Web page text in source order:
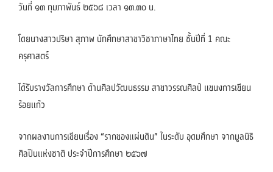
วันที่ ๑๓ กุมภาพันธ์ ๒๕๖๘ เวลา ๑๓.๓๐ น.
โดยนางสาวปริษา สุภาพ นักศึกษาสาขาวิชาภาษาไทย ชั้นปีที่ 1 คณะ
ครุศาสตร์
ได้รับรางวัลการศึกษา ด้านศิลปวัฒนธรรม สาขาวรรณศิลป์ แขนงการเขียน
ร้อยแก้ว
จากผลงานการเขียนเรื่อง “รากของแผ่นดิน” ในระดับ อุดมศึกษา จากมูลนิธิ
ศิลปินแห่งชาติ ประจำปีการศึกษา ๒๕๖๗